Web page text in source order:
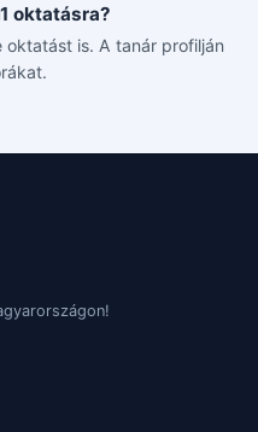
oktatásra?
oktatást is. A tanár profilján